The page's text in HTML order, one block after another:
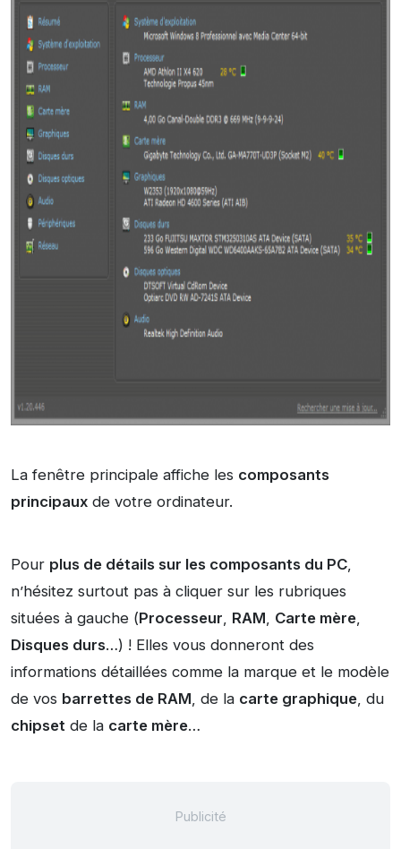
La fenêtre principale affiche les composants
principaux de votre ordinateur.
Pour plus de détails sur les composants du PC,
n’hésitez surtout pas à cliquer sur les rubriques
situées à gauche (Processeur, RAM, Carte mère,
Disques durs…) ! Elles vous donneront des
informations détaillées comme la marque et le modèle
de vos barrettes de RAM, de la carte graphique, du
chipset de la carte mère…